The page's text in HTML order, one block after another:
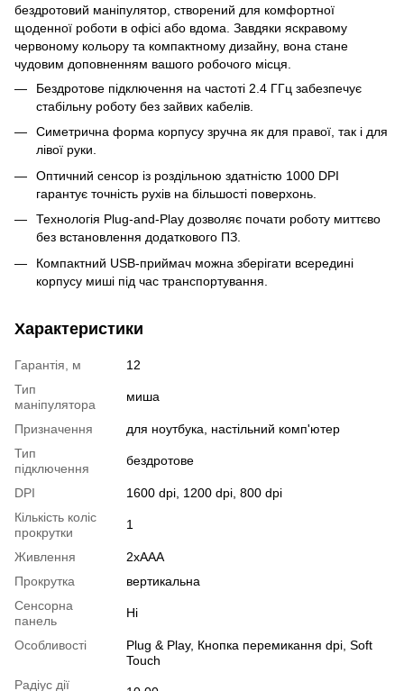
бездротовий маніпулятор, створений для комфортної
щоденної роботи в офісі або вдома. Завдяки яскравому
червоному кольору та компактному дизайну, вона стане
чудовим доповненням вашого робочого місця.
Бездротове підключення на частоті 2.4 ГГц забезпечує
стабільну роботу без зайвих кабелів.
Симетрична форма корпусу зручна як для правої, так і для
лівої руки.
Оптичний сенсор із роздільною здатністю 1000 DPI
гарантує точність рухів на більшості поверхонь.
Технологія Plug-and-Play дозволяє почати роботу миттєво
без встановлення додаткового ПЗ.
Компактний USB-приймач можна зберігати всередині
корпусу миші під час транспортування.
Характеристики
Гарантія, м
12
Тип
маніпулятора
миша
Призначення
для ноутбука, настільний комп'ютер
Тип
підключення
бездротове
DPI
1600 dpi, 1200 dpi, 800 dpi
Кількість коліс
прокрутки
1
Живлення
2хААА
Прокрутка
вертикальна
Сенсорна
панель
Ні
Особливості
Plug & Play, Кнопка перемикання dpi, Soft
Touch
Радіус дії